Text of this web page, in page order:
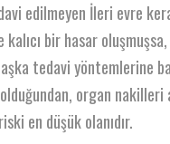
edilmeyen İleri evre
bir hasar
tedavi yöntemlerine
organ nakilleri
en düşük olanıdır.